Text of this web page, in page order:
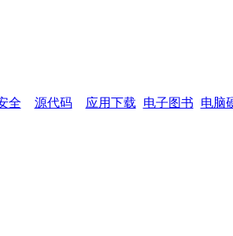
全 源代码 应用下载 电子图书 电脑